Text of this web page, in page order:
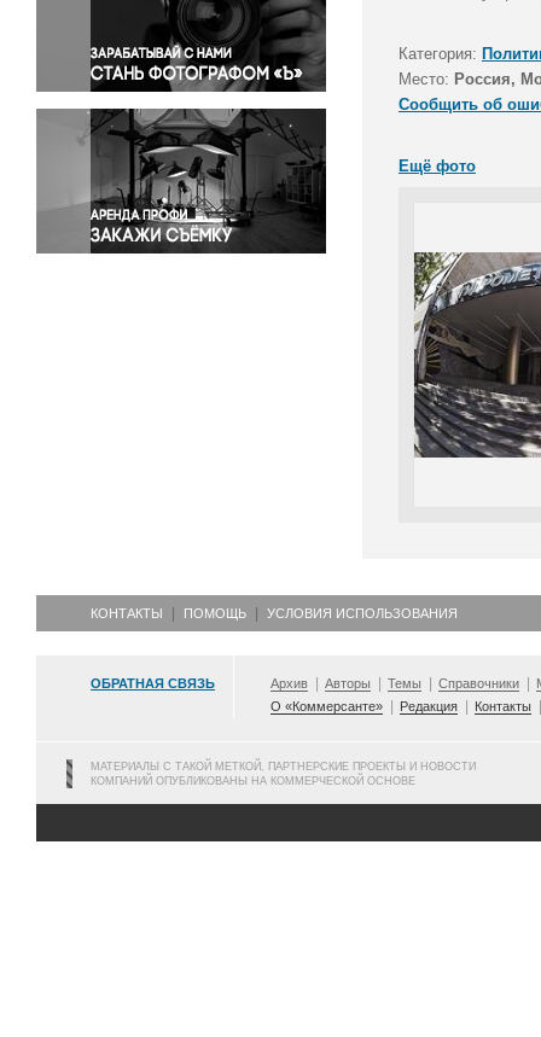
Правосудие
Происшествия и конфликты
Религия
Светская жизнь
Спорт
Экология
Экономика и бизнес
Категория:
Место: Россия,
Сообщить об
Ещё фото
КОНТАКТЫ ПОМОЩЬ УСЛОВИЯ ИСПОЛЬЗОВАНИЯ
ОБРАТНАЯ СВЯЗЬ Архив Авторы Темы Справочники
О «Коммерсанте»
Редакция Контакты
МАТЕРИАЛЫ С ТАКОЙ МЕТКОЙ, ПАРТНЕРСКИЕ ПРОЕКТЫ И НОВОСТИ
КОМПАНИЙ ОПУБЛИКОВАНЫ НА КОММЕРЧЕСКОЙ ОСНОВЕ